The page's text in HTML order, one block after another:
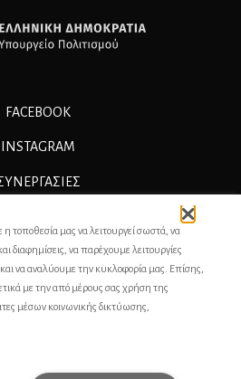
FACEBOOK
INSTAGRAM
τοποθεσία μας να λειτουργεί σωστά, να
διαφημίσεις, να παρέχουμε λειτουργίες
να αναλύουμε την κυκλοφορία μας. Επίσης,
με την από μέρους σας χρήση της
μέσων κοινωνικής δικτύωσης,